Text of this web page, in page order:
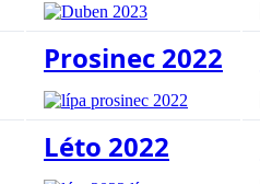
Prosinec 2022
Léto 2022